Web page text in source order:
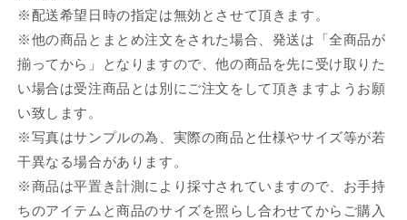
※配送希望日時の指定は無効とさせて頂きます。
※他の商品とまとめ注文をされた場合、発送は「全商品が
揃ってから」となりますので、他の商品を先に受け取りた
い場合は受注商品とは別にご注文をして頂きますようお願
い致します。
※写真はサンプルの為、実際の商品と仕様やサイズ等が若
干異なる場合があります。
※商品は平置き計測により採寸されていますので、お手持
ちのアイテムと商品のサイズを照らし合わせてからご購入